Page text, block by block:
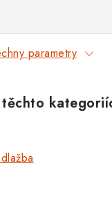
parametry